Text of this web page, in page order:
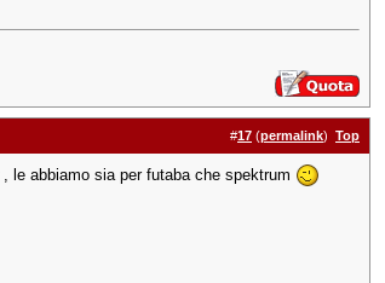
#17 (permalink) Top
le abbiamo sia per futaba che spektrum